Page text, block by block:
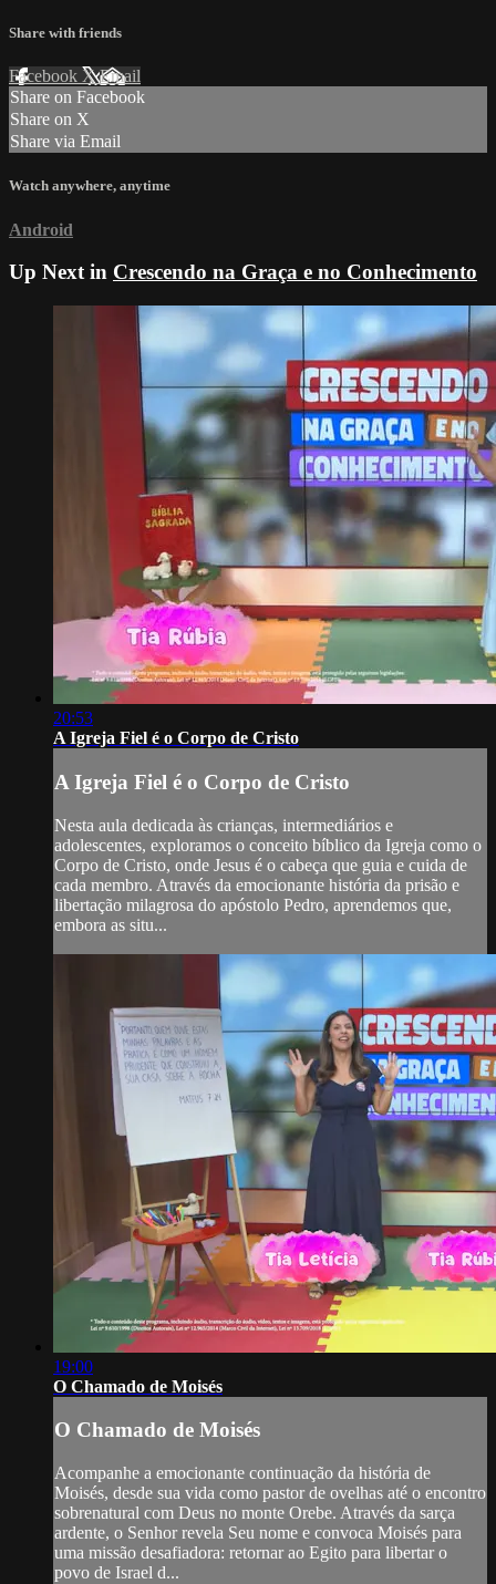
Share with friends
Facebook XEmail
Share on Facebook
Share on X
Share via Email
Watch anywhere, anytime
Android
Up Next in Crescendo na Graça e no Conhecimento
20:53
A Igreja Fiel é o Corpo de Cristo
A Igreja Fiel é o Corpo de Cristo
Nesta aula dedicada às crianças, intermediários e
adolescentes, exploramos o conceito bíblico da Igreja como o
Corpo de Cristo, onde Jesus é o cabeça que guia e cuida de
cada membro. Através da emocionante história da prisão e
libertação milagrosa do apóstolo Pedro, aprendemos que,
embora as situ...
19:00
O Chamado de Moisés
O Chamado de Moisés
Acompanhe a emocionante continuação da história de
Moisés, desde sua vida como pastor de ovelhas até o encontro
sobrenatural com Deus no monte Orebe. Através da sarça
ardente, o Senhor revela Seu nome e convoca Moisés para
uma missão desafiadora: retornar ao Egito para libertar o
povo de Israel d...